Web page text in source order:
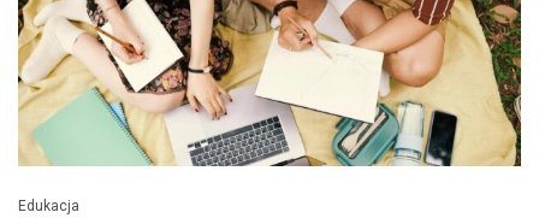
Edukacja